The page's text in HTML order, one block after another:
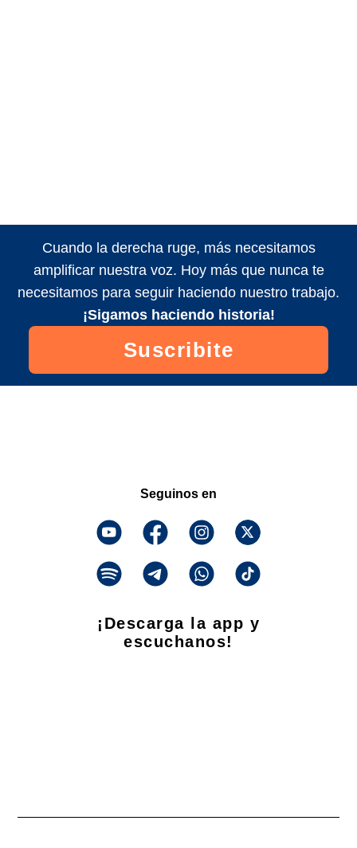
Cuando la derecha ruge, más necesitamos
amplificar nuestra voz. Hoy más que nunca te
necesitamos para seguir haciendo nuestro trabajo.
¡Sigamos haciendo historia!
Suscribite
Seguinos en
¡Descarga la app y
escuchanos!